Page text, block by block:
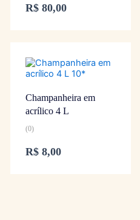
R$ 80,00
Champanheira em
acrílico 4 L
(0)
R$ 8,00